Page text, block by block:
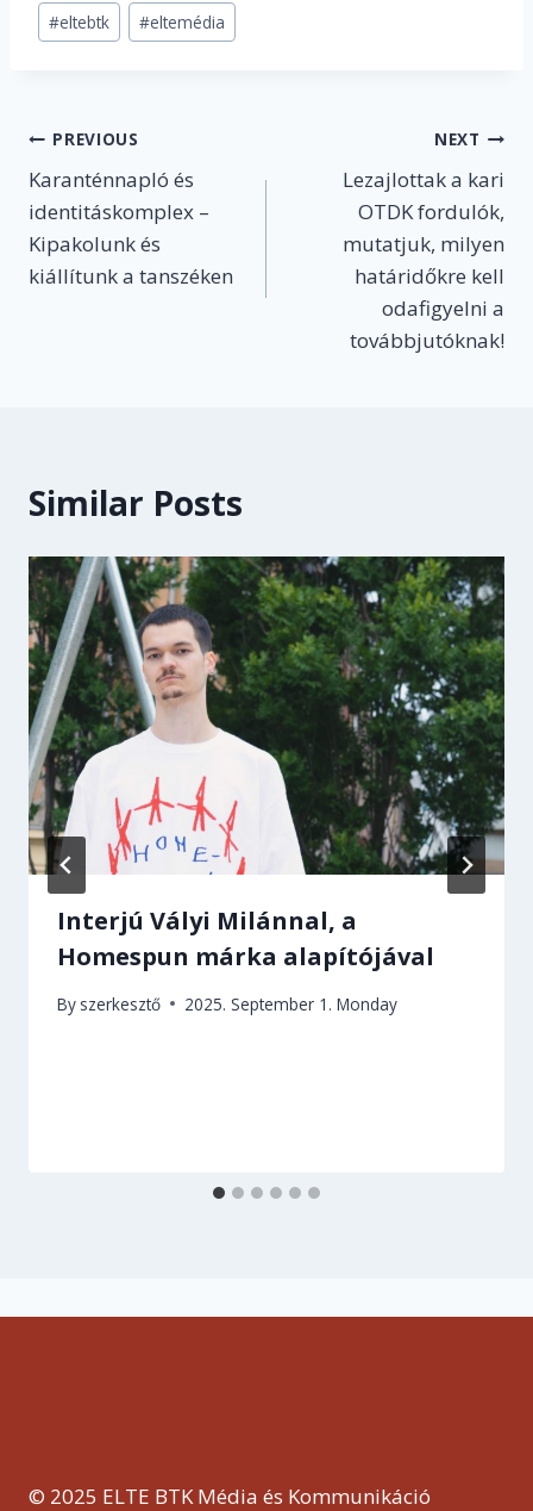
#eltebtk #eltemédia
Post
navigation
PREVIOUS
Karanténnapló és
identitáskomplex –
Kipakolunk és
kiállítunk a tanszéken
NEXT
Lezajlottak a kari
OTDK fordulók,
mutatjuk, milyen
határidőkre kell
odafigyelni a
továbbjutóknak!
Similar Posts
Interjú Vályi Milánnal, a
Homespun márka alapítójával
By szerkesztő 2025. September 1. Monday
© 2025 ELTE BTK Média és Kommunikáció